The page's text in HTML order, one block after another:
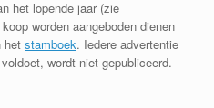
het lopende jaar (zie
worden aangeboden dienen
het stamboek. Iedere advertentie
wordt niet gepubliceerd.